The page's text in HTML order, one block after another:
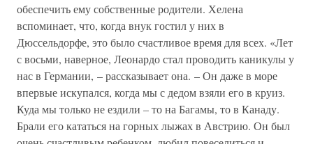
обеспечить ему собственные родители. Хелена
вспоминает, что, когда внук гостил у них в
Дюссельдорфе, это было счастливое время для всех. «Лет
с восьми, наверное, Леонардо стал проводить каникулы у
нас в Германии, – рассказывает она. – Он даже в море
впервые искупался, когда мы с дедом взяли его в круиз.
Куда мы только не ездили – то на Багамы, то в Канаду.
Брали его кататься на горных лыжах в Австрию. Он был